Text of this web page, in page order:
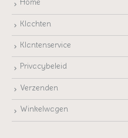
Home
Klachten
Klantenservice
Privacybeleid
Verzenden
Winkelwagen